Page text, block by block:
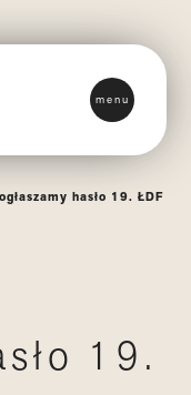
menu
hasło 19. ŁDF
19.